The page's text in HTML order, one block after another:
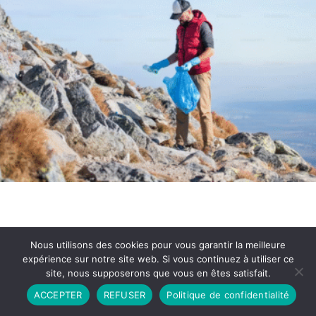
Partenariat Contact
Politique de Confidentialité
CGU
Copyright © 2026 - Propulsé par DIEUDUDIABLE
Nous utilisons des cookies pour vous garantir la meilleure
expérience sur notre site web. Si vous continuez à utiliser ce
site, nous supposerons que vous en êtes satisfait.
ACCEPTER
REFUSER Politique de confidentialité